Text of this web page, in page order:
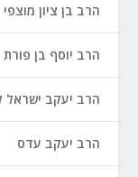
הרב בן ציון מוצפי
הרב יוסף בן פורת
הרב יעקב ישראל
הרב יעקב עדס